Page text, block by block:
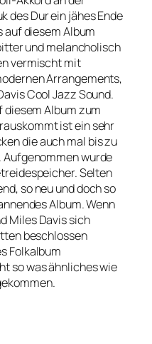
des Dur ein jähes Ende
diesem Album
und melancholisch
vermischt mit
Arrangements,
Cool Jazz Sound.
diesem Album zum
ist ein sehr
die auch mal bis zu
Aufgenommen wurde
Selten
so neu und doch so
Album. Wenn
Miles Davis sich
beschlossen
Folkalbum
so was ähnliches wie